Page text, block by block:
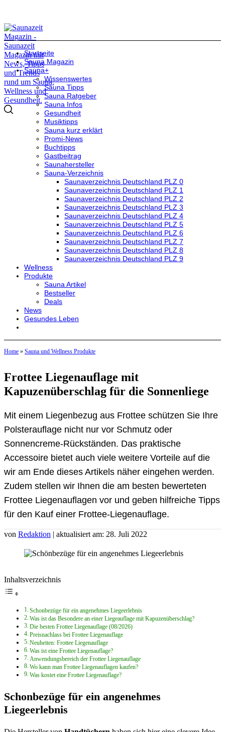
Startseite
Sauna Magazin
Sauna+
Wissenswertes
Sauna Tipps
Sauna Ratgeber
Sauna Infos
Gesundheit
Musiktipps
Sauna kurz erklärt
Promi-News
Buchtipps
Gastbeitrag
Saunahersteller
Sauna-Verzeichnis
Saunaverzeichnis Deutschland PLZ 0
Saunaverzeichnis Deutschland PLZ 1
Saunaverzeichnis Deutschland PLZ 2
Saunaverzeichnis Deutschland PLZ 3
Saunaverzeichnis Deutschland PLZ 4
Saunaverzeichnis Deutschland PLZ 5
Saunaverzeichnis Deutschland PLZ 6
Saunaverzeichnis Deutschland PLZ 7
Saunaverzeichnis Deutschland PLZ 8
Saunaverzeichnis Deutschland PLZ 9
Wellness
Produkte
Sauna Artikel
Bestseller
Deals
News
Gesundes Leben
Home » Sauna und Wellness Produkte
Frottee Liegenauflage mit
Kapuzenüberschlag für die Sonnenliege
Mit einem Liegenbezug aus Frottee schützen Sie Ihre
Polsterauflage nicht nur vor Schmutz oder
Sonnencreme-Rückständen. Das praktische
Accessoire bietet auch viele weitere Vorteile auf die
wir am Ende dieses Artikels näher eingehen werden.
Zudem stellen wir Ihnen die am besten bewerteten
Frottee Liegenauflagen vor und geben hilfreiche Tipps
für den Kauf einer Frottee-Liegenauflage.
von Redaktion | aktualisiert am: 28. Juli 2022
Inhaltsverzeichnis
Schonbezüge für ein angenehmes Liegeerlebnis
Was ist das Besondere an einer Liegeauflage mit Kapuzenüberschlag?
Die besten Frottee Liegenauflage (08/2026)
Preisnachlass bei Frottee Liegenauflage
Neuheiten: Frottee Liegenauflage
Was ist eine Frottee Liegenauflage?
Anwendungsbereich der Frottee Liegenauflage
Wo kann man Frottee Liegenauflagen kaufen?
Was kostet eine Frottee Liegenauflage?
Schonbezüge für ein angenehmes
Liegeerlebnis